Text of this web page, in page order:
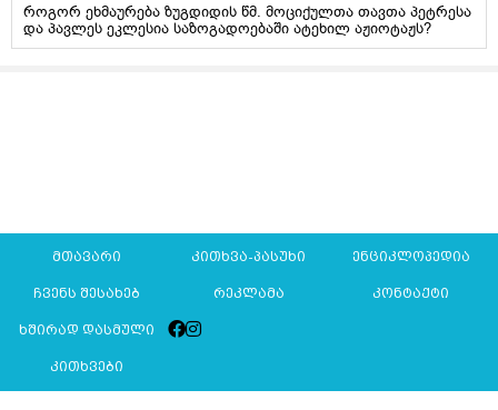
როგორ ეხმაურება ზუგდიდის წმ. მოციქულთა თავთა პეტრესა
და პავლეს ეკლესია საზოგადოებაში ატეხილ აჟიოტაჟს?
მთავარი კითხვა-პასუხი ენციკლოპედია
ჩვენს შესახებ რეკლამა კონტაქტი
ხშირად დასმული
კითხვები